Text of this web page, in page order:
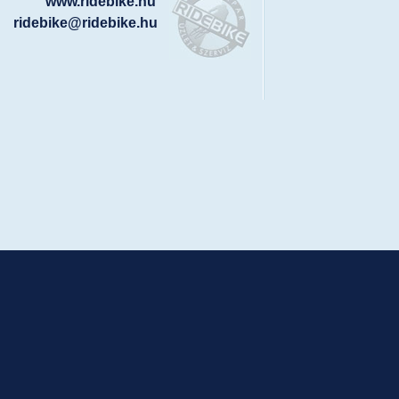
ridebike@ridebike.hu